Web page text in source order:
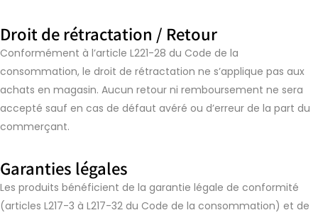
Droit de rétractation / Retour
Conformément à l’article L221-28 du Code de la
consommation, le droit de rétractation ne s’applique pas aux
achats en magasin. Aucun retour ni remboursement ne sera
accepté sauf en cas de défaut avéré ou d’erreur de la part du
commerçant.
Garanties légales
Les produits bénéficient de la garantie légale de conformité
(articles L217-3 à L217-32 du Code de la consommation) et de